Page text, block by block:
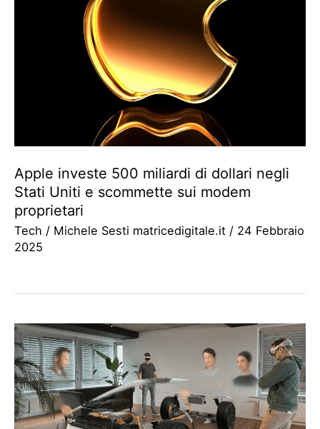
Apple investe 500 miliardi di dollari negli
Stati Uniti e scommette sui modem
proprietari
Tech / Michele Sesti matricedigitale.it / 24 Febbraio
2025